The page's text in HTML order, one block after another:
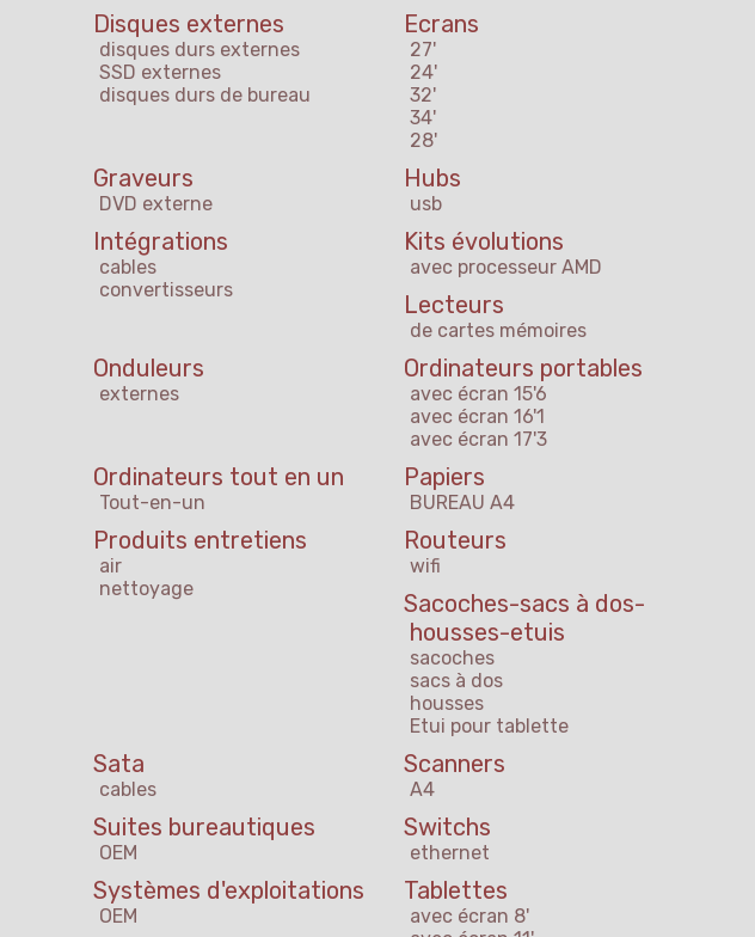
Disques externes
disques durs externes
SSD externes
disques durs de bureau
Ecrans
27'
24'
32'
34'
28'
Graveurs
DVD externe
Hubs
usb
Intégrations
cables
convertisseurs
Kits évolutions
avec processeur AMD
Lecteurs
de cartes mémoires
Onduleurs
externes
Ordinateurs portables
avec écran 15'6
avec écran 16'1
avec écran 17'3
Ordinateurs tout en un
Tout-en-un
Papiers
BUREAU A4
Produits entretiens
air
nettoyage
Routeurs
wifi
Sacoches-sacs à dos-
housses-etuis
sacoches
sacs à dos
housses
Etui pour tablette
Sata
cables
Scanners
A4
Suites bureautiques
OEM
Switchs
ethernet
Systèmes d'exploitations
OEM
Tablettes
avec écran 8'